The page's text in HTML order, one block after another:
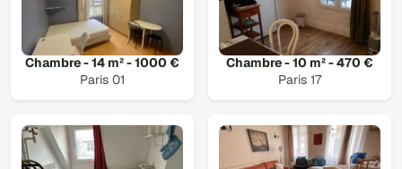
Chambre - 14 m² - 1000 €
Paris 01
Chambre - 10 m² - 470 €
Paris 17